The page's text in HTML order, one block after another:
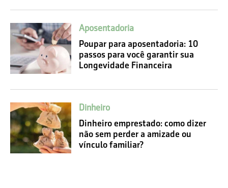
Aposentadoria
Poupar para aposentadoria: 10
passos para você garantir sua
Longevidade Financeira
Dinheiro
Dinheiro emprestado: como dizer
não sem perder a amizade ou
vínculo familiar?